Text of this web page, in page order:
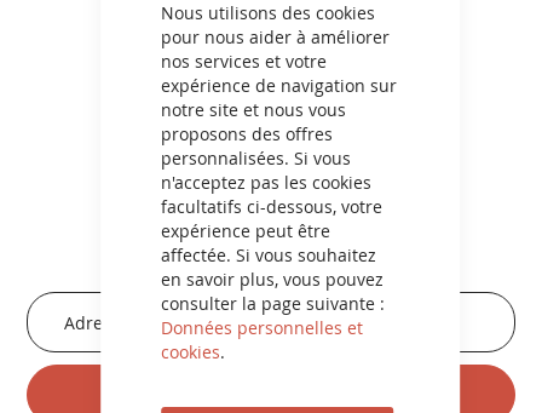
Nous utilisons des cookies
pour nous aider à améliorer
nos services et votre
expérience de navigation sur
notre site et nous vous
proposons des offres
personnalisées. Si vous
n'acceptez pas les cookies
facultatifs ci-dessous, votre
expérience peut être
affectée. Si vous souhaitez
en savoir plus, vous pouvez
consulter la page suivante :
Données personnelles et
cookies.
NEWSLETTER
Inspirez-vous !
Inscrivez-vous à notre newsletter et profitez de tous
nos conseils, astuces, tutos et de toutes nos idées
pour faire le plein d’inspiration !
Inscription
à
notre
newsletter
: